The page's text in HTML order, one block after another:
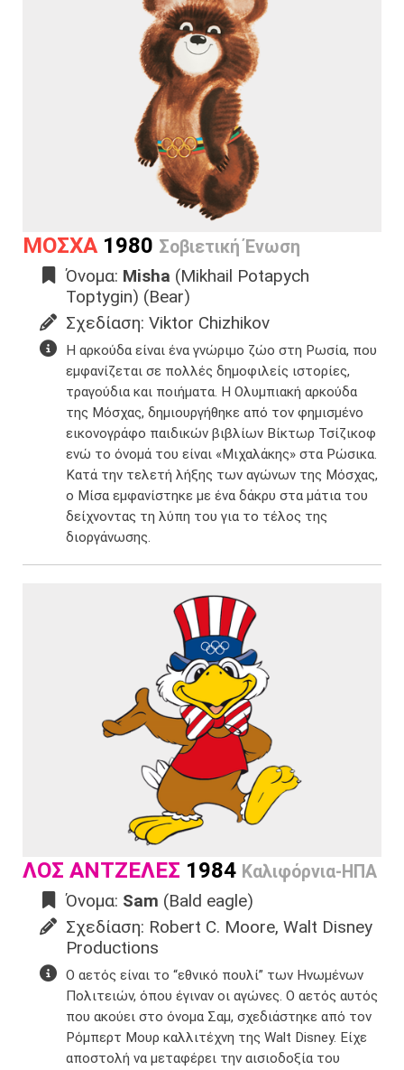
ΜΟΣΧΑ1980 Σοβιετική Ένωση
Όνομα: Misha (Mikhail Potapych
Toptygin) (Bear)
Σχεδίαση: Viktor Chizhikov
Η αρκούδα είναι ένα γνώριμο ζώο στη Ρωσία, που
εμφανίζεται σε πολλές δημοφιλείς ιστορίες,
τραγούδια και ποιήματα. Η Ολυμπιακή αρκούδα
της Μόσχας, δημιουργήθηκε από τον φημισμένο
εικονογράφο παιδικών βιβλίων Βίκτωρ Τσίζικοφ
ενώ το όνομά του είναι «Μιχαλάκης» στα Ρώσικα.
Κατά την τελετή λήξης των αγώνων της Μόσχας,
ο Mίσα εμφανίστηκε με ένα δάκρυ στα μάτια του
δείχνοντας τη λύπη του για το τέλος της
διοργάνωσης.​
ΛΟΣ ΑΝΤΖΕΛΕΣ 1984 Καλιφόρνια-ΗΠΑ
Όνομα: Sam (Bald eagle)
Σχεδίαση: Robert C. Moore, Walt Disney
Productions
Ο αετός είναι το “εθνικό πουλί” των Ηνωμένων
Πολιτειών, όπου έγιναν οι αγώνες. ​Ο αετός αυτός
που ακούει στο όνομα Σαμ, σχεδιάστηκε από τον
Ρόμπερτ Μουρ καλλιτέχνη της Walt Disney.​ Είχε
αποστολή να μεταφέρει την αισιοδοξία του